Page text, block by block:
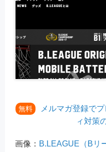
無料
メルマガ登録で
ィ対策
画像： B.LEAGUE（Bリ